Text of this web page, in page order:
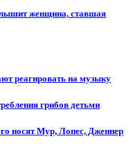
женщина, ставшая
реагировать на музыку
грибов детьми
носят Мур, Лопес, Дженнер